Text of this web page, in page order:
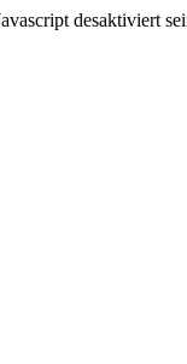
desaktiviert